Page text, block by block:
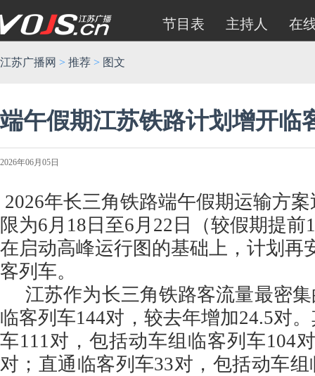
节目表 主持人 在
江苏广播网 > 推荐 > 图文
端午假期江苏铁路计划增开临
2026年06月05日
2026年长三角铁路端午假期运输方
限为6月18日至6月22日（较假期提前
在启动高峰运行图的基础上，计划再
客列车。
江苏作为长三角铁路客流量最密
临客列车144对，较去年增加24.5对
车111对，包括动车组临客列车104
对；直通临客列车33对，包括动车